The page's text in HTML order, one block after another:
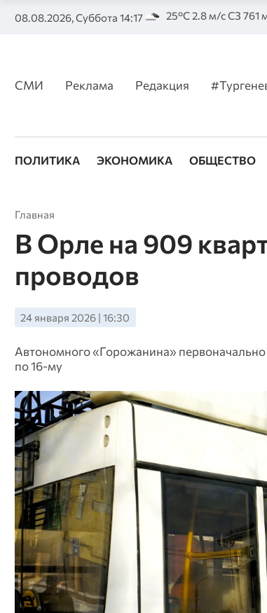
08.08.2026, Суббота 14:17 25°C 2.8 м/с СЗ 761
СМИ Реклама Редакция
ПОЛИТИКА ЭКОНОМИКА ОБЩЕСТВО
Главная
В Орле на 909
проводов
24 января 2026 | 16:30
Автономного «Горожанина»
по 16-му